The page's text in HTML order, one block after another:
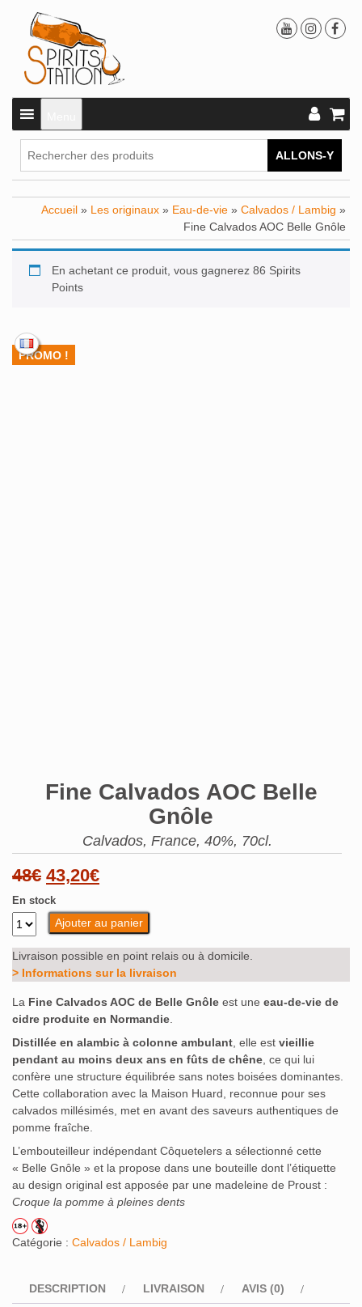
ALLONS-Y
Accueil » Les originaux » Eau-de-vie » Calvados / Lambig »
Fine Calvados AOC Belle Gnôle
En achetant ce produit, vous gagnerez 86 Spirits
Points
PROMO !
Fine Calvados AOC Belle
Gnôle
Calvados, France, 40%, 70cl.
48€ Le
prix
initial
était :
48€.
43,20€Le
actuel
est :
43,20€.
En stock
Ajouter au panier
Livraison possible en point relais ou à domicile.
> Informations sur la livraison
La Fine Calvados AOC de Belle Gnôle est une eau-de-vie de
cidre produite en Normandie
Distillée en alambic à colonne ambulant , elle est vieillie
pendant au moins deux ans en fûts de chêne , ce qui lui
confère une structure équilibrée sans notes boisées dominantes.
Cette collaboration avec la Maison Huard, reconnue pour ses
calvados millésimés, met en avant des saveurs authentiques de
pomme fraîche.
L’embouteilleur indépendant Côquetelers a sélectionné cette
« Belle Gnôle » et la propose dans une bouteille dont l’étiquette
au design original est apposée par une madeleine de Proust :
Croque la pomme à pleines dents
Catégorie : Calvados / Lambig
DESCRIPTION LIVRAISON AVIS (0)